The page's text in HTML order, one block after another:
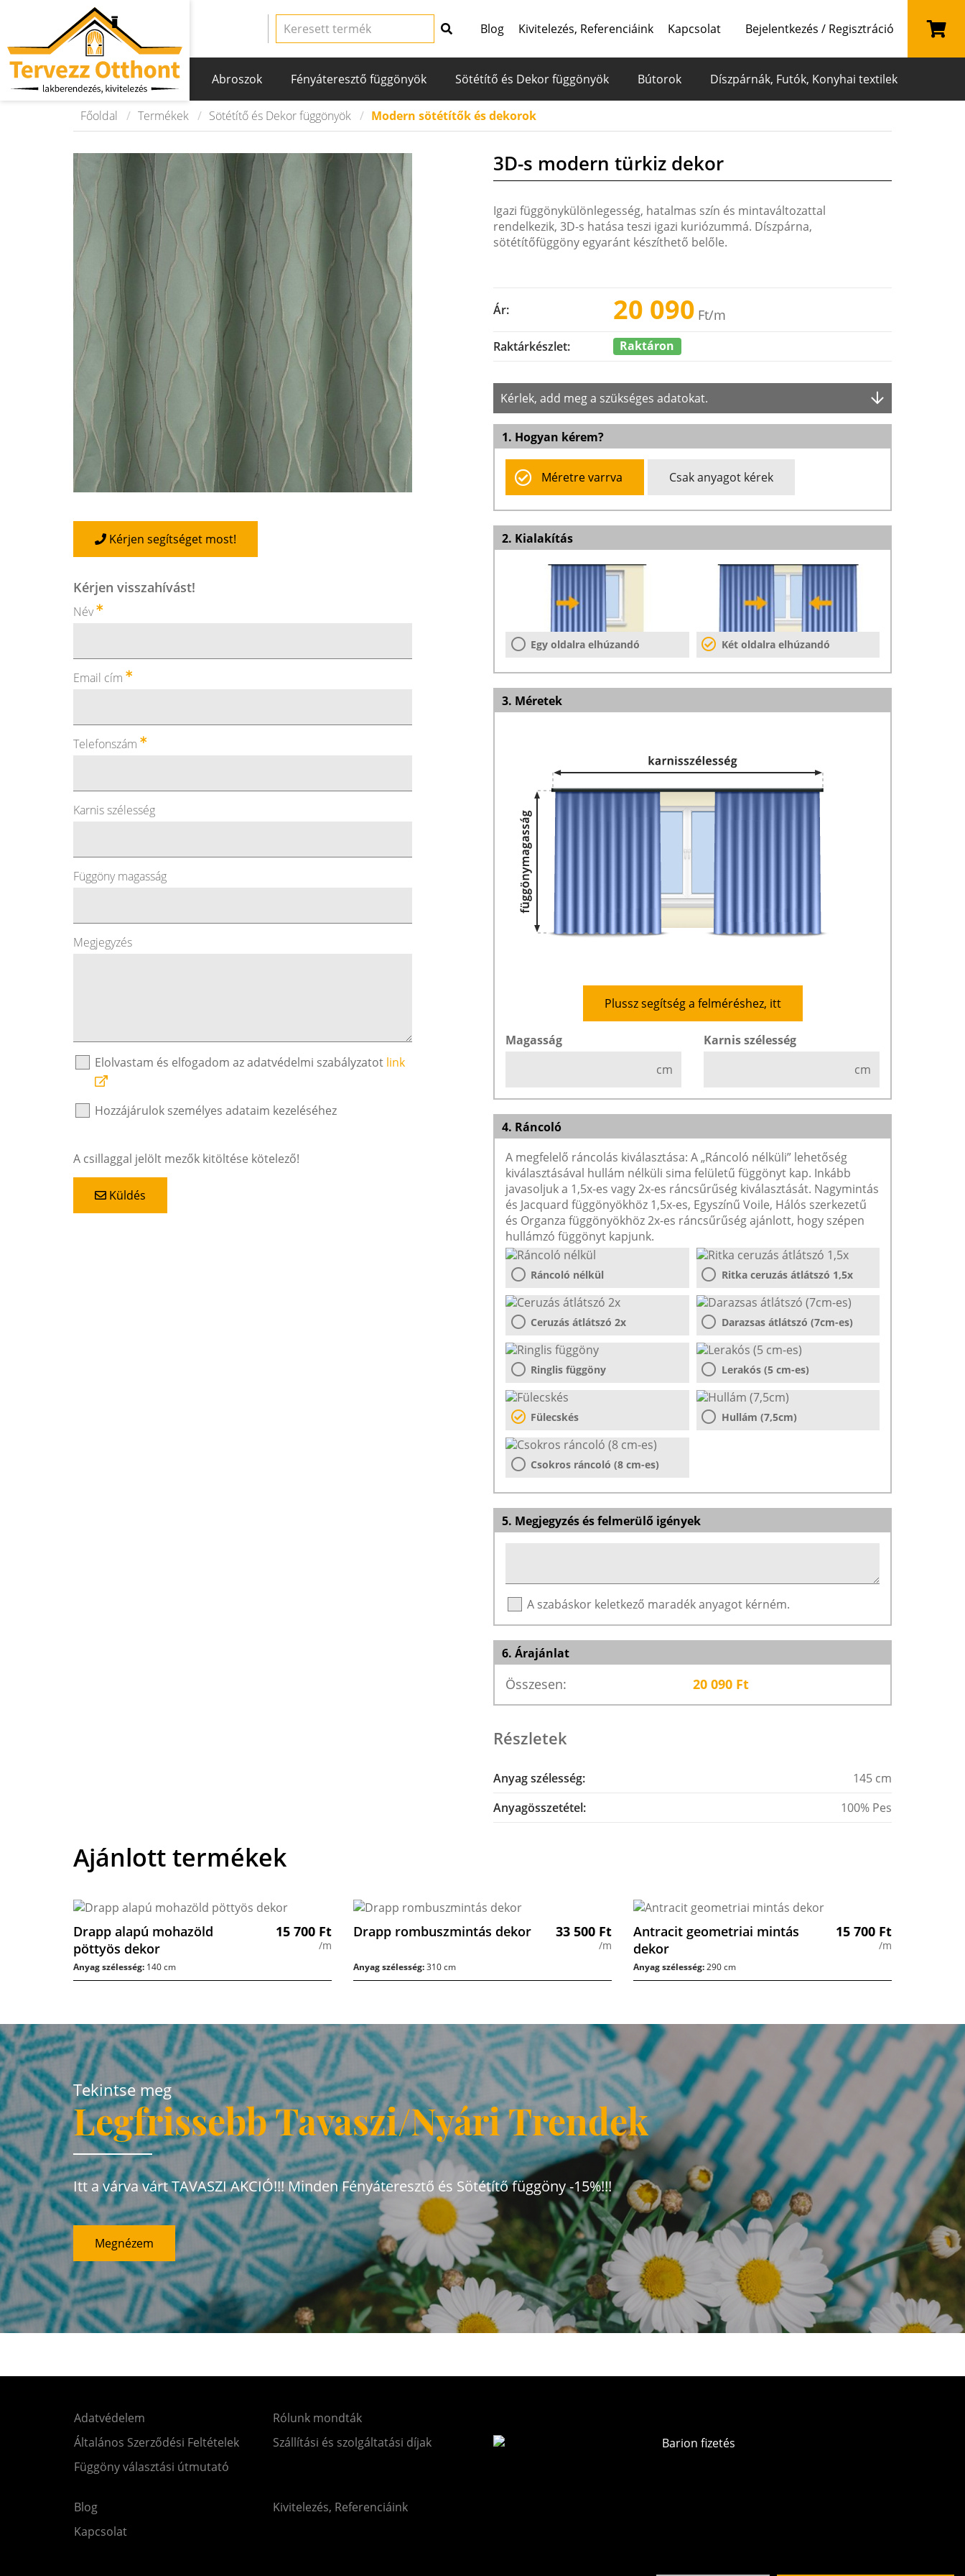
Blog Kivitelezés, Referenciáink Kapcsolat Bejelentkezés / Regisztráció
Abroszok Fényáteresztő függönyök Sötétítő és Dekor függönyök Bútorok Díszpárnák, Futók, Konyhai textilek
Főoldal Termékek Sötétítő és Dekor függönyök Modern sötétítők és dekorok
Kérjen segítséget most!
Kérjen visszahívást!
Név
Email cím
Telefonszám
Karnis szélesség
Függöny magasság
Megjegyzés
Elolvastam és elfogadom az adatvédelmi szabályzatot link
Hozzájárulok személyes adataim kezeléséhez
A csillaggal jelölt mezők kitöltése kötelező!
Küldés
3D-s modern türkiz dekor
Igazi függönykülönlegesség, hatalmas szín és mintaváltozattal
rendelkezik, 3D-s hatása teszi igazi kuriózummá. Díszpárna,
sötétítőfüggöny egyaránt készíthető belőle.
Ár: 20 090 Ft/m
Raktárkészlet: Raktáron
Kérlek, add meg a szükséges adatokat.
1. Hogyan kérem?
Méretre varrva Csak anyagot kérek
2. Kialakítás
Egy oldalra elhúzandó Két oldalra elhúzandó
3. Méretek
Plussz segítség a felméréshez, itt
Magasság
cm
Karnis szélesség
cm
4. Ráncoló
A megfelelő ráncolás kiválasztása: A „Ráncoló nélküli” lehetőség
kiválasztásával hullám nélküli sima felületű függönyt kap. Inkább
javasoljuk a 1,5x-es vagy 2x-es ráncsűrűség kiválasztását. Nagymintás
és Jacquard függönyökhöz 1,5x-es, Egyszínű Voile, Hálós szerkezetű
és Organza függönyökhöz 2x-es ráncsűrűség ajánlott, hogy szépen
hullámzó függönyt kapjunk.
Ráncoló nélkül Ritka ceruzás átlátszó 1,5x
Ceruzás átlátszó 2x Darazsas átlátszó (7cm-es)
Ringlis függöny Lerakós (5 cm-es)
Fülecskés Hullám (7,5cm)
Csokros ráncoló (8 cm-es)
5. Megjegyzés és felmerülő igények
A szabáskor keletkező maradék anyagot kérném.
6. Árajánlat
Összesen: 20 090Ft
Részletek
Anyag szélesség:
145 cm
Anyagösszetétel:
100% Pes
Ajánlott termékek
Drapp alapú mohazöld
pöttyös dekor
15 700 Ft
/m
Anyag szélesség: 140 cm
Drapp rombuszmintás dekor 33 500 Ft
/m
Anyag szélesség:310 cm
Antracit geometriai mintás
dekor
15 700 Ft
/m
Anyag szélesség:290 cm
Tekintse meg
Legfrissebb Tavaszi/Nyári Trendek
Itt a várva várt TAVASZI AKCIÓ!!! Minden Fényáteresztő és Sötétítő függöny -15%!!!
Megnézem
Adatvédelem
Rólunk mondták
Általános Szerződési Feltételek
Szállítási és szolgáltatási díjak
Függöny választási útmutató
Blog
Kivitelezés, Referenciáink
Kapcsolat